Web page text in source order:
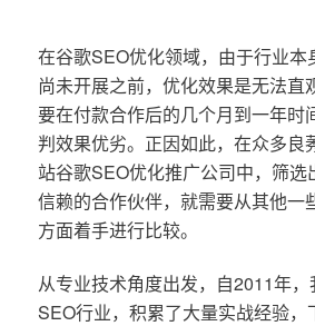
在谷歌SEO优化领域，由于行业本
尚未开展之前，优化效果是无法直
要在付款合作后的几个月到一年时
判效果优劣。正因如此，在众多良
站谷歌SEO优化推广公司中，筛选
信赖的合作伙伴，就需要从其他一
方面着手进行比较。
从专业技术角度出发，自2011年
SEO行业，积累了大量实战经验，